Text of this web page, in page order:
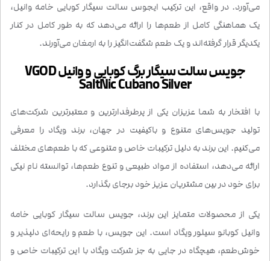
می‌آورد. در واقع، این ترکیب ایجوس سالت سیگار کوبایی خامه وانیل،
یک هماهنگی کامل از طعم‌ها را ارائه می‌دهد که به طور کامل در کنار
یکدیگر قرار گرفته‌اند و یک طعم شگفت‌انگیز را به ارمغان می‌آورند.
جویس سالت سیگار برگ کوبایی و وانیل VGOD
SaltNic Cubano Silver
با افتخار به شما عزیزان یکی از پرطرفدارترین و معتبرترین شرکت‌های
تولید جویس‌های متنوع و باکیفیت در جهان، برند ویگاد را معرفی
می‌کنیم. این برند به دلیل ترکیبات خاص و متنوعی که با طعم‌های مختلف
ارائه می‌دهد، استفاده از مواد طبیعی و تنوع طعم‌ها، توانسته نام نیکی
برای خود در بین مشتریان عزیز خود برجای بگذارد.
یکی از محصولات متمایز این برند، جویس سالت سیگار کوبایی خامه
وانیل کوبانو سیلور ویگاد است. این جویس، با طعم و رایحه‌ای دلپذیر و
خوش‌طعم، هیچگاه در جایی به جز شرکت ویگاد با این ترکیبات خاص و